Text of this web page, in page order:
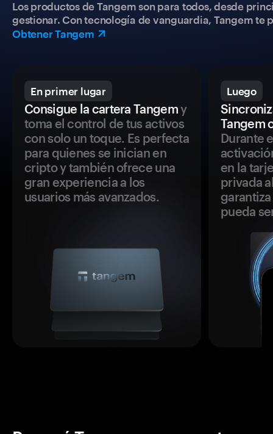
Los productos de Tangem son para todos, desde
gestionar. Con tecnología de vanguardia, Tangem
Obtener Tangem
En primer lugar
Consigue la cartera Tangemy
toma el control de tus activos
con solo un toque. Es perfecta
para quienes se inician en
cripto y también ofrece una
gran experiencia a los
usuarios más avanzados.
Luego
Tangem
Durante
en la
privada
pueda